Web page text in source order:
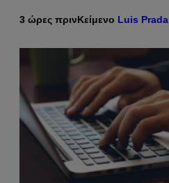
3 ώρες πρινΚείμενο Luis Prada